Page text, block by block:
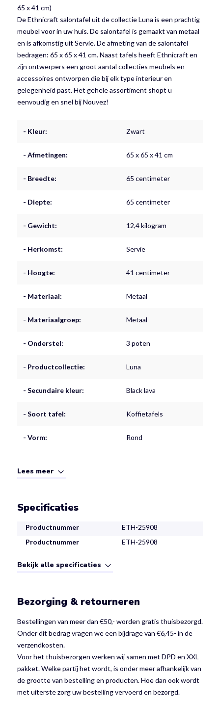
65 x 41 cm)
De Ethnicraft salontafel uit de collectie Luna is een prachtig
meubel voor in uw huis. De salontafel is gemaakt van metaal
en is afkomstig uit Servië. De afmeting van de salontafel
bedragen: 65 x 65 x 41 cm. Naast tafels heeft Ethnicraft en
zijn ontwerpers een groot aantal collecties meubels en
accessoires ontworpen die bij elk type interieur en
gelegenheid past. Het gehele assortiment shopt u
eenvoudig en snel bij Nouvez!
- Kleur: Zwart
- Afmetingen: 65 x 65 x 41 cm
- Breedte: 65 centimeter
- Diepte: 65 centimeter
- Gewicht: 12,4 kilogram
- Herkomst: Servië
- Hoogte: 41 centimeter
- Materiaal: Metaal
- Materiaalgroep: Metaal
- Onderstel: 3 poten
- Productcollectie: Luna
- Secundaire kleur: Black lava
- Soort tafel: Koffietafels
- Vorm: Rond
Lees meer
Specificaties
Productnummer
ETH-25908
Productnummer
ETH-25908
Bekijk alle specificaties
Bezorging & retourneren
Bestellingen van meer dan €50,- worden gratis thuisbezorgd.
Onder dit bedrag vragen we een bijdrage van €6,45- in de
verzendkosten.
Voor het thuisbezorgen werken wij samen met DPD en XXL
pakket. Welke partij het wordt, is onder meer afhankelijk van
de grootte van bestelling en producten. Hoe dan ook wordt
met uiterste zorg uw bestelling vervoerd en bezorgd.